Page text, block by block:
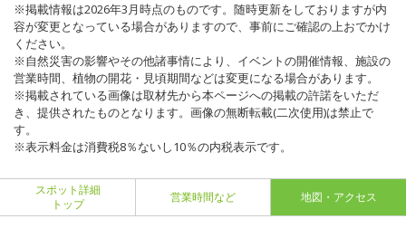
※掲載情報は2026年3月時点のものです。随時更新をしておりますが内
容が変更となっている場合がありますので、事前にご確認の上おでかけ
ください。
※自然災害の影響やその他諸事情により、イベントの開催情報、施設の
営業時間、植物の開花・見頃期間などは変更になる場合があります。
※掲載されている画像は取材先から本ページへの掲載の許諾をいただ
き、提供されたものとなります。画像の無断転載(二次使用)は禁止で
す。
※表示料金は消費税8％ないし10％の内税表示です。
スポット詳細
トップ
営業時間など 地図・アクセス